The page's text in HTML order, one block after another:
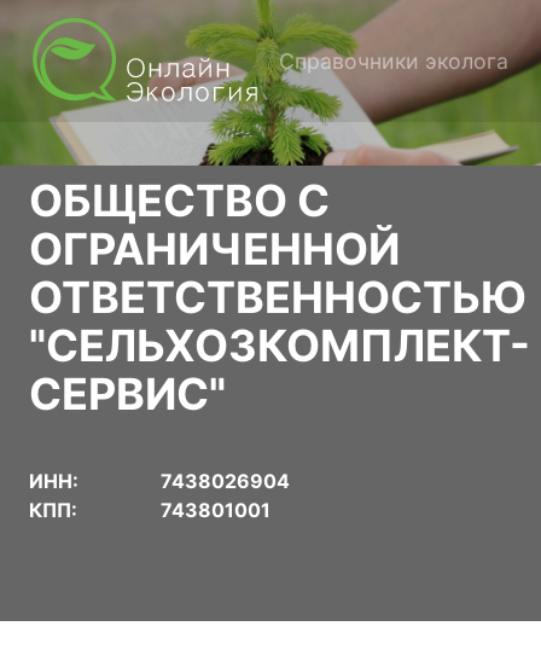
Справочники эколога
ОБЩЕСТВО С
ОГРАНИЧЕННОЙ
ОТВЕТСТВЕННОСТЬЮ
"СЕЛЬХОЗКОМПЛЕКТ-
СЕРВИС"
ИНН:
7438026904
КПП:
743801001